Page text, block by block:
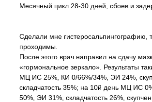
Месячный цикл 28-30 дней, сбоев и
Сделали мне гистеросальпингографию,
проходимы.
После этого врач направил на сдачу
«гормональное зеркало». Результаты
МЦ ИС 25%, КИ 0/66%/34%, ЭИ 24%,
складчатость 35%; на 10й день МЦ ИС
50%, ЭИ 31%, складчатость 26%,